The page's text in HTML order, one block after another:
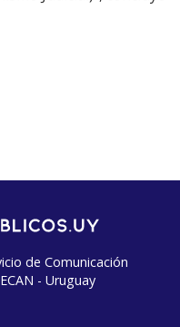
de Comunicación
- Uruguay